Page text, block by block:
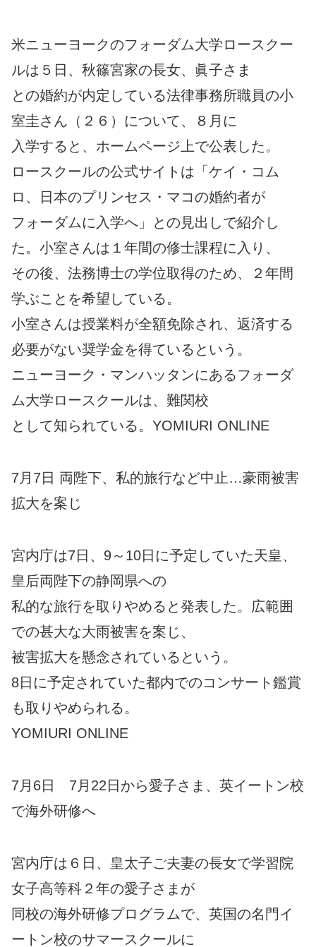
米ニューヨークのフォーダム大学ロースクー
ルは５日、秋篠宮家の長女、眞子さま
との婚約が内定している法律事務所職員の小
室圭さん（２６）について、８月に
入学すると、ホームページ上で公表した。
ロースクールの公式サイトは「ケイ・コム
ロ、日本のプリンセス・マコの婚約者が
フォーダムに入学へ」との見出しで紹介し
た。小室さんは１年間の修士課程に入り、
その後、法務博士の学位取得のため、２年間
学ぶことを希望している。
小室さんは授業料が全額免除され、返済する
必要がない奨学金を得ているという。
ニューヨーク・マンハッタンにあるフォーダ
ム大学ロースクールは、難関校
として知られている。YOMIURI ONLINE
7月7日 両陛下、私的旅行など中止…豪雨被害
拡大を案じ
宮内庁は7日、9～10日に予定していた天皇、
皇后両陛下の静岡県への
私的な旅行を取りやめると発表した。広範囲
での甚大な大雨被害を案じ、
被害拡大を懸念されているという。
8日に予定されていた都内でのコンサート鑑賞
も取りやめられる。
YOMIURI ONLINE
7月6日 7月22日から愛子さま、英イートン校
で海外研修へ
宮内庁は６日、皇太子ご夫妻の長女で学習院
女子高等科２年の愛子さまが
同校の海外研修プログラムで、英国の名門イ
ートン校のサマースクールに